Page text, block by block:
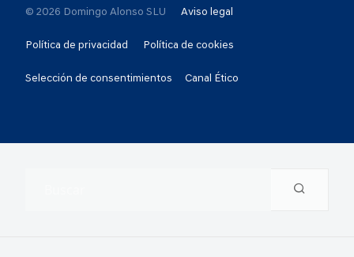
© 2026 Domingo Alonso SLU Aviso legal
Política de privacidad Política de cookies
Selección de consentimientos Canal Ético